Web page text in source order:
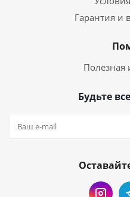
Гарантия и
Будьте